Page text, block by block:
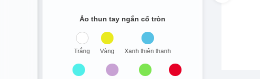
Áo thun tay ngắn cổ tròn
Trắng Vàng Xanh thiên thanh